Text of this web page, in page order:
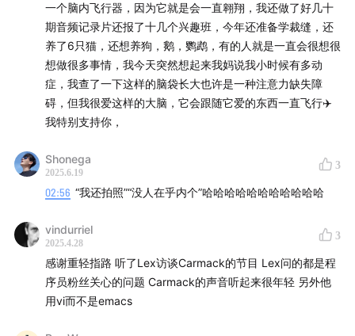
一个脑内飞行器，因为它就是会一直翱翔，我还做了好几十
期音频记录片还报了十几个兴趣班，今年还准备学裁缝，还
养了6只猫，还想养狗，鹅，鹦鹉，有的人就是一直会很想很
想做很多事情，我今天突然想起来我妈说我小时候有多动
症，我查了一下这样的脑袋长大也许是一种注意力缺失障
碍，但我很爱这样的大脑，它会跟随它爱的东西一直飞行✈️
我特别支持你，
Shonega
2025.6.19
3
02:56 “我还拍照”“没人在乎内个”哈哈哈哈哈哈哈哈哈哈哈
vindurriel
2025.4.28
3
感谢重轻指路 听了Lex访谈Carmack的节目 Lex问的都是程
序员粉丝关心的问题 Carmack的声音听起来很年轻 另外他
用vi而不是emacs